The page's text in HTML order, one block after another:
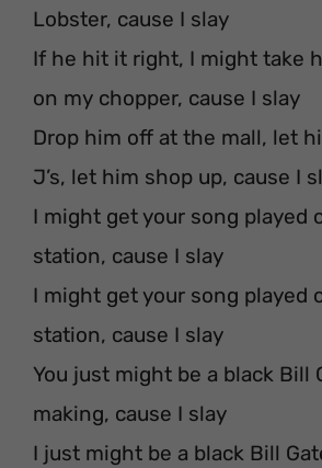
Lobster, cause I slay
If he hit it right, I might take
on my chopper, cause I slay
Drop him off at the mall, let
J’s, let him shop up, cause I
I might get your song played
station, cause I slay
I might get your song played
station, cause I slay
You just might be a black Bill
making, cause I slay
I just might be a black Bill